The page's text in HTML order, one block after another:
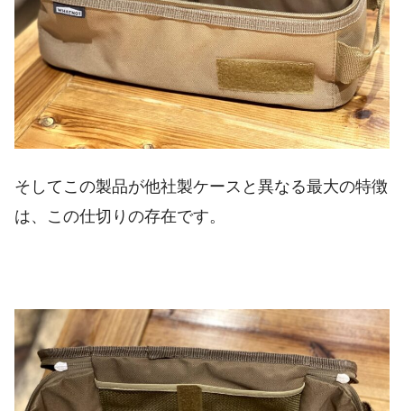
そしてこの製品が他社製ケースと異なる最大の特徴
は、この仕切りの存在です。